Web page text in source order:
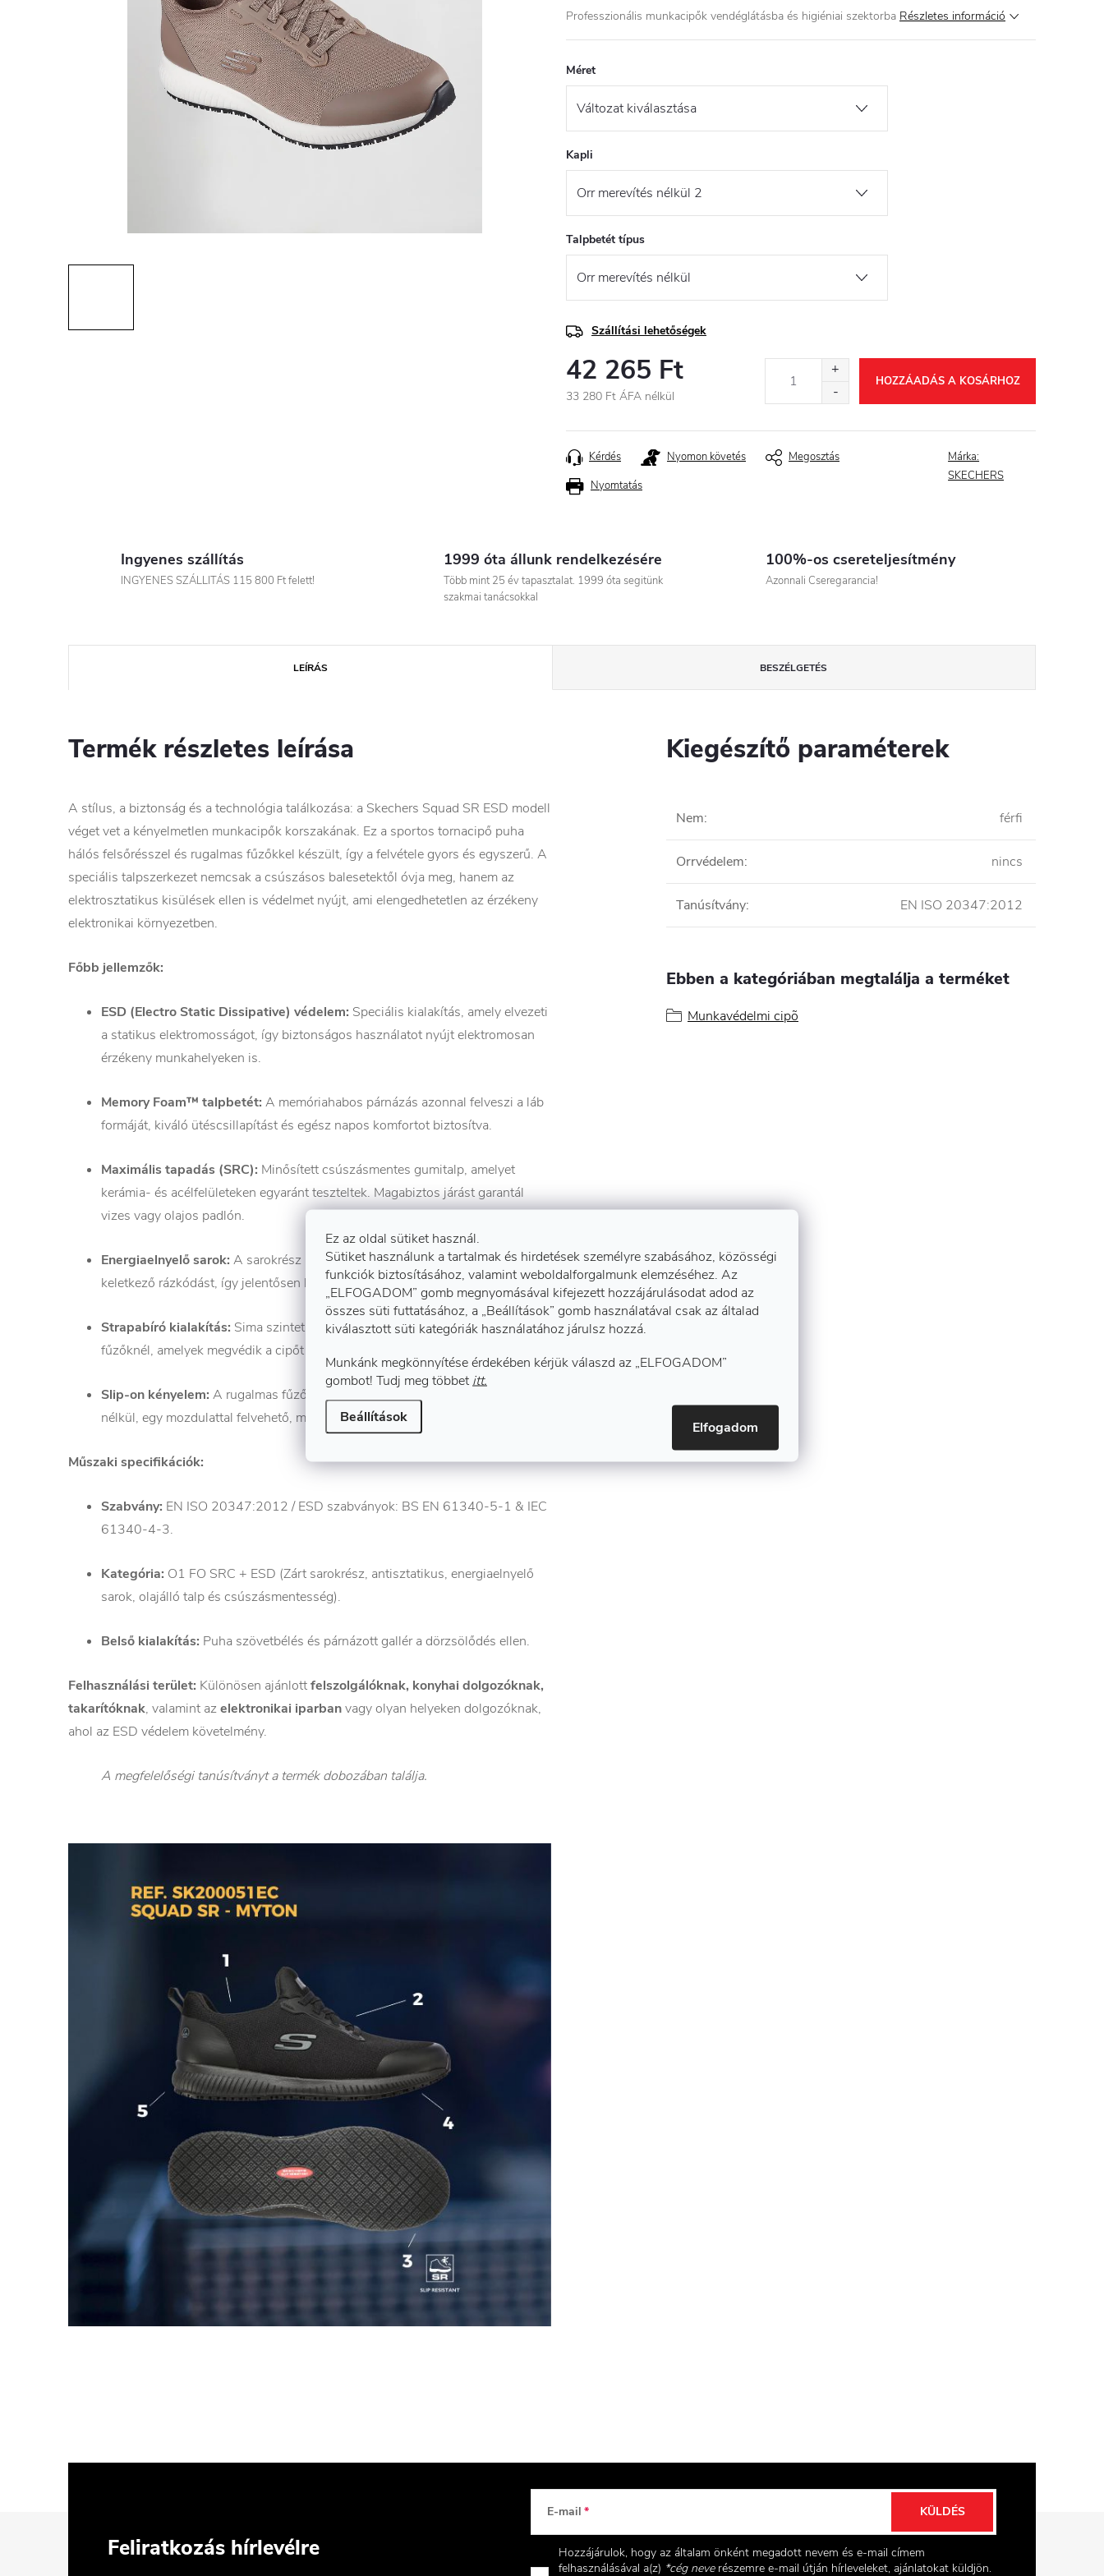
Ez az oldal sütiket használ.
Sütiket használunk a tartalmak és hirdetések személyre szabásához, közösségi
funkciók biztosításához, valamint weboldalforgalmunk elemzéséhez. Az
„ELFOGADOM” gomb megnyomásával kifejezett hozzájárulásodat adod az
összes süti futtatásához, a „Beállítások” gomb használatával csak az általad
kiválasztott süti kategóriák használatához járulsz hozzá.
Munkánk megkönnyítése érdekében kérjük válaszd az „ELFOGADOM”
gombot! Tudj meg többet itt.
Beállítások
Elfogadom
Professzionális munkacipők vendéglátásba és higiéniai szektorba Részletes információ
Méret
Kapli
Talpbetét típus
Szállítási lehetőségek
42 265 Ft
33 280 Ft ÁFA nélkül
HOZZÁADÁS A KOSÁRHOZ
Nyomtatás
Kérdés Nyomon követés Megosztás
Márka:
SKECHERS
Ingyenes szállítás
INGYENES SZÁLLITÁS 115 800 Ft felett!
1999 óta állunk rendelkezésére
Több mint 25 év tapasztalat. 1999 óta segitünk
szakmai tanácsokkal
100%-os csereteljesítmény
Azonnali Cseregarancia!
LEÍRÁS BESZÉLGETÉS
Termék részletes leírása
A stílus, a biztonság és a technológia találkozása: a Skechers Squad SR ESD modell
véget vet a kényelmetlen munkacipők korszakának. Ez a sportos tornacipő puha
hálós felsőrésszel és rugalmas fűzőkkel készült, így a felvétele gyors és egyszerű. A
speciális talpszerkezet nemcsak a csúszásos balesetektől óvja meg, hanem az
elektrosztatikus kisülések ellen is védelmet nyújt, ami elengedhetetlen az érzékeny
elektronikai környezetben.
Főbb jellemzők:
ESD (Electro Static Dissipative) védelem: Speciális kialakítás, amely elvezeti
a statikus elektromosságot, így biztonságos használatot nyújt elektromosan
érzékeny munkahelyeken is.
Memory Foam™ talpbetét: A memóriahabos párnázás azonnal felveszi a láb
formáját, kiváló ütéscsillapítást és egész napos komfortot biztosítva.
Maximális tapadás (SRC): Minősített csúszásmentes gumitalp, amelyet
kerámia- és acélfelületeken egyaránt teszteltek. Magabiztos járást garantál
vizes vagy olajos padlón.
Energiaelnyelő sarok: A sarokrész kialakítása elnyeli a lépések során
keletkező rázkódást, így jelentősen kíméli a gerincet és az ízületeket.
Strapabíró kialakítás: Sima szintetikus rátétek az orrnál, a saroknál és a
fűzőknél, amelyek megvédik a cipőt a kopástól és növelik az élettartamát.
Slip-on kényelem: A rugalmas fűzőknek köszönhetően a cipő fűzőkötés
nélkül, egy mozdulattal felvehető, miközben stabilan tartja a lábat.
Műszaki specifikációk:
Szabvány: EN ISO 20347:2012 / ESD szabványok: BS EN 61340-5-1 & IEC
61340-4-3.
Kategória: O1 FO SRC + ESD (Zárt sarokrész, antisztatikus, energiaelnyelő
sarok, olajálló talp és csúszásmentesség).
Belső kialakítás: Puha szövetbélés és párnázott gallér a dörzsölődés ellen.
Felhasználási terület: Különösen ajánlottfelszolgálóknak, konyhai dolgozóknak,
takarítóknak, valamint azelektronikai iparbanvagy olyan helyeken dolgozóknak,
ahol az ESD védelem követelmény.
A megfelelőségi tanúsítványt a termék dobozában találja.
Kiegészítő paraméterek
Nem: férfi
Orrvédelem: nincs
Tanúsítvány: EN ISO 20347:2012
Ebben a kategóriában megtalálja a terméket
Munkavédelmi cipõ
Feliratkozás hírlevélre
E-mail
Hozzájárulok, hogy az általam önként megadott nevem és e-mail címem
felhasználásával a(z) *cég neverészemre e-mail útján hírleveleket, ajánlatokat küldjön.
KÜLDÉS